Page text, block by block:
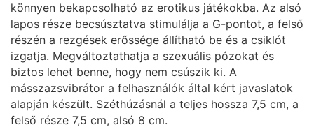
könnyen bekapcsolható az erotikus játékokba. Az alsó
lapos része becsúsztatva stimulálja a G-pontot, a felső
részén a rezgések erőssége állítható be és a csiklót
izgatja. Megváltoztathatja a szexuális pózokat és
biztos lehet benne, hogy nem csúszik ki. A
másszazsvibrátor a felhasználók által kért javaslatok
alapján készült. Széthúzásnál a teljes hossza 7,5 cm, a
felső része 7,5 cm, alsó 8 cm.